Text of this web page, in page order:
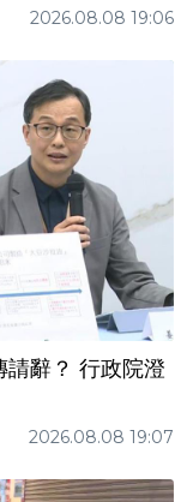
2026.08.08 19:06
政院澄
2026.08.08 19:07